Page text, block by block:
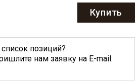
Купить
позиций?
нам заявку на E-mail: